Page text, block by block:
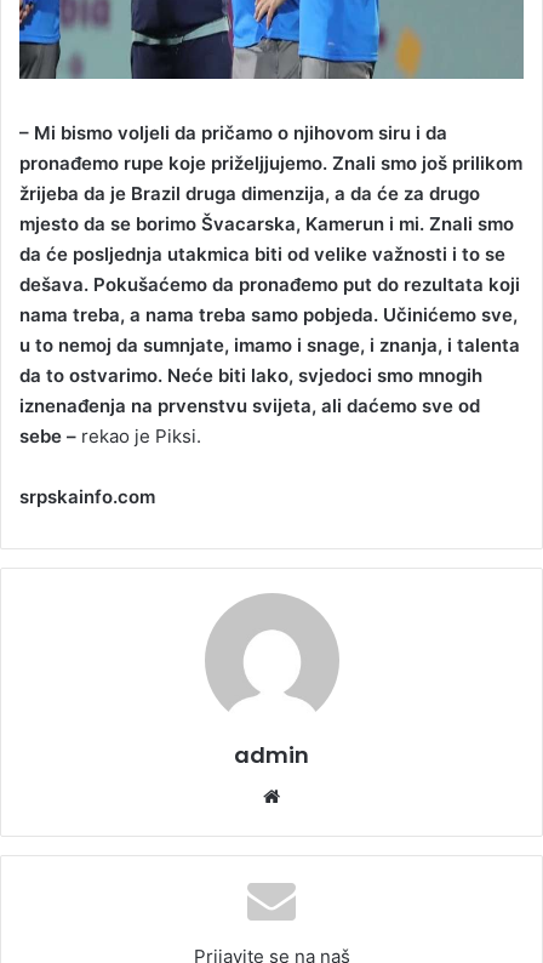
– Mi bismo voljeli da pričamo o njihovom siru i da
pronađemo rupe koje priželjjujemo. Znali smo još prilikom
žrijeba da je Brazil druga dimenzija, a da će za drugo
mjesto da se borimo Švacarska, Kamerun i mi. Znali smo
da će posljednja utakmica biti od velike važnosti i to se
dešava. Pokušaćemo da pronađemo put do rezultata koji
nama treba, a nama treba samo pobjeda. Učinićemo sve,
u to nemoj da sumnjate, imamo i snage, i znanja, i talenta
da to ostvarimo. Neće biti lako, svjedoci smo mnogih
iznenađenja na prvenstvu svijeta, ali daćemo sve od
sebe – rekao je Piksi.
srpskainfo.com
admin
te
Prijavite se na naš